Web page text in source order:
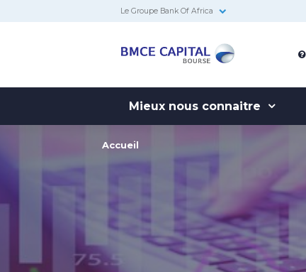
Le Groupe Bank Of Africa
Bourse
Mieux nous connaitre
Accueil